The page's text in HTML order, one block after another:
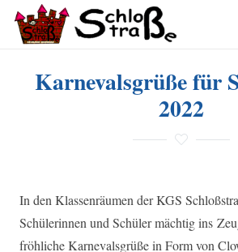
Karnevalsgrüße für
2022
In den Klassenräumen der KGS
Schülerinnen und Schüler mächtig ins
fröhliche Karnevalsgrüße in Form von